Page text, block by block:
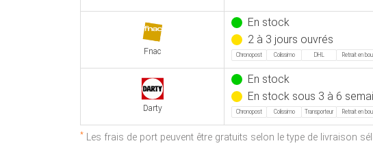
Fnac
En stock
2 à 3 jours ouvrés
Chronopost Colissimo DHL Retrait en
Darty
En stock
En stock sous 3 à 6
Chronopost Colissimo Transporteur Retrait en
* Les frais de port peuvent être gratuits selon le type de livraison